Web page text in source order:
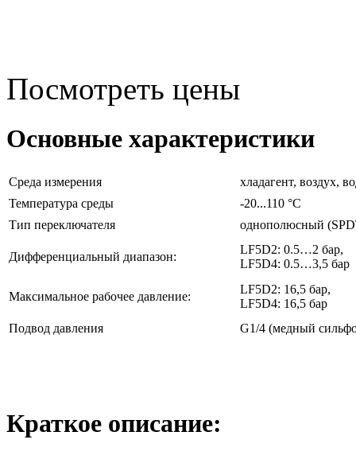
Посмотреть цены
Основные характеристики
Среда измерения
хладагент, воздух,
Температура среды
-20...110 °C
Тип переключателя
однополюсный
Дифференциальный диапазон:
LF5D2: 0.5…2 бар,
LF5D4: 0.5…3,5 бар
Максимальное рабочее давление:
LF5D2: 16,5 бар,
LF5D4: 16,5 бар
Подвод давления
G1/4 (медный
Краткое описание: